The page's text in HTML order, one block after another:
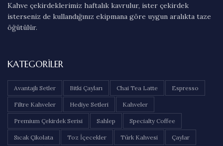
Kahve çekirdeklerimiz haftalık kavrulur, ister çekirdek
isterseniz de kullandığınız ekipmana göre uygun aralıkta taze
öğütülür.
KATEGORILER
Avantajlı Setler Bitki Çayları Chai Tea Latte Espresso
Filtre Kahveler Hediye Setleri Kahveler
Premium Çekirdek Serisi Sahlep Specialty Coffee
Sıcak Çikolata Toz İçecekler Türk Kahvesi Çaylar